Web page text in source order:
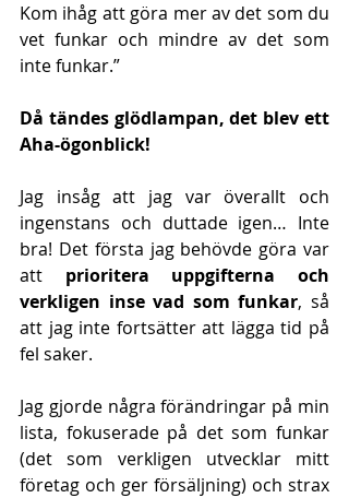
Kom ihåg att göra mer av det som du
vet funkar och mindre av det som
inte funkar.”
Då tändes glödlampan, det blev ett
Aha-ögonblick!
Jag insåg att jag var överallt och
ingenstans och duttade igen… Inte
bra! Det första jag behövde göra var
att prioritera uppgifterna och
verkligen inse vad som funkar, så
att jag inte fortsätter att lägga tid på
fel saker.
Jag gjorde några förändringar på min
lista, fokuserade på det som funkar
(det som verkligen utvecklar mitt
företag och ger försäljning) och strax